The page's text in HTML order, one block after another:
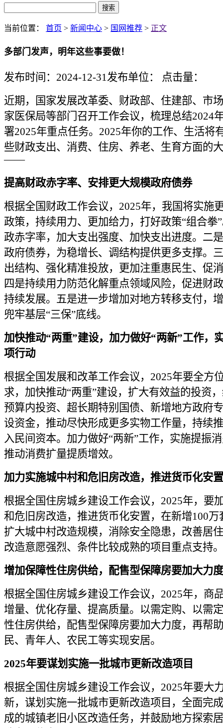
当前位置： 首页 > 新闻中心 > 国网推荐 > 正文
多部门发声，明年这些事要做！
发布时间：2024-12-31发布单位： 点击量：
近期，国家发展改革委、财政部、住建部、市
家医保局等部门召开工作会议，梳理总结2024
署2025年重点任务。2025年你的工作、生活将
些财政支出、消费、住房、养老、生育方面的
——
提高财政赤字率、安排更大规模政府债券
根据全国财政工作会议，2025年，我国将实施
政策，持续用力、更加给力，打好政策“组合拳
政赤字率，加大支出强度、加快支出进度。二
政府债券，为稳增长、调结构提供更多支撑。
出结构、强化精准投放，更加注重惠民生、促
四是持续用力防范化解重点领域风险，促进财
持续发展。五是进一步增加对地方转移支付，
兜牢基层“三保”底线。
加快推动“两重”建设，加力做好“两新”工作，
项行动
根据全国发展和改革工作会议，2025年要全方
求，加快推动“两重”建设，扩大有效益的投资
预算内投资、超长期特别国债、新增地方政府
设资金，推动尽快形成更多实物工作量，持续
入民间资本。加力做好“两新”工作，实施提振
推动消费扩量提质增效。
加力实施城中村和危旧房改造，推进货币化安置
根据全国住房城乡建设工作会议，2025年，要
和危旧房改造，推进货币化安置，在新增100万
扩大城中村改造规模，消除安全隐患，改善居
改造意愿强烈、条件比较成熟的项目重点支持。
增加保障性住房供给，配售型保障房要加大力度
根据全国住房城乡建设工作会议，2025年，商
增量、优化存量、提高质量。以需定购、以需
性住房供给，配售型保障房要加大力度，再帮
民、青年人、农民工等实现安居。
2025年要谋划实施一批城市更新改造项目
根据全国住房城乡建设工作会议，2025年要大
新，谋划实施一批城市更新改造项目，全面完
成的城镇老旧小区改造任务，并鼓励地方探索